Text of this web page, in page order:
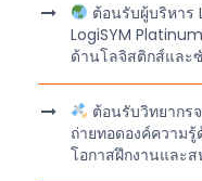
ต้อนรับผู้บริหาร
LogiSYM
ด้านโลจิสติกส์และ
ต้อนรับวิทยากร
ถ่ายทอดองค์ความ
โอกาสฝึกงานและ